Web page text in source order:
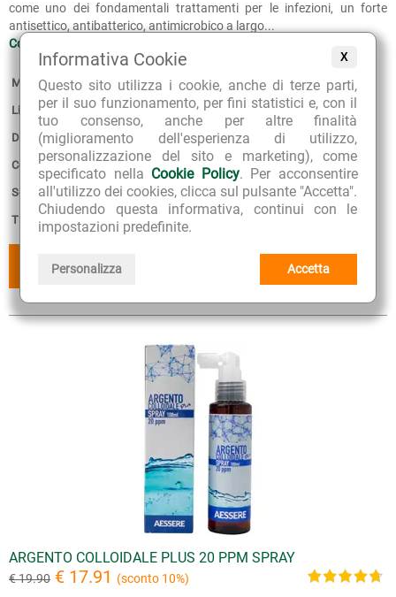
X
Informativa Cookie
Questo sito utilizza i cookie, anche di terze parti,
per il suo funzionamento, per fini statistici e, con il
tuo consenso, anche per altre finalità
(miglioramento dell'esperienza di utilizzo,
personalizzazione del sito e marketing), come
specificato nella Cookie Policy. Per acconsentire
all'utilizzo dei cookies, clicca sul pulsante "Accetta".
Chiudendo questa informativa, continui con le
impostazioni predefinite.
Personalizza Accetta
come uno dei fondamentali trattamenti per le infezioni, un forte
antisettico, antibatterico, antimicrobico a largo...
Continua >>
Marca: Aessere
Linea: Argento Colloidale Plus
Disponibilità: 5
Confezione: 200 ml con contagocce
Scadenza: 30-12-2028
Tipologia: Dispositivo medico detraibile
AGGIUNGI
AL CESTINO
ARGENTO COLLOIDALE PLUS 20 PPM SPRAY
€ 19.90 € 17.91 (sconto 10%)